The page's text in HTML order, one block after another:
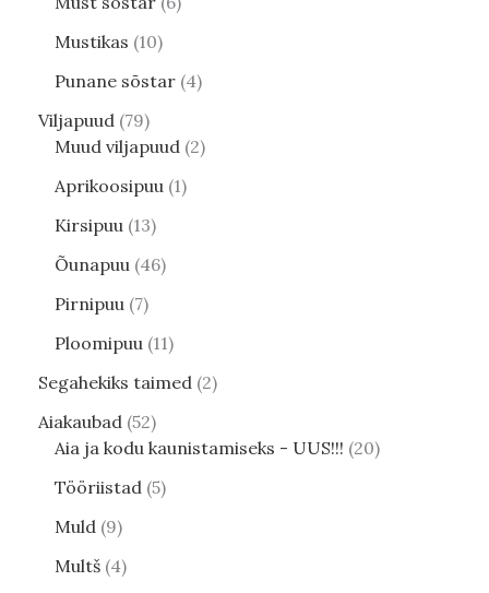
Mustikas 10
Punane sõstar 4
Viljapuud 79
Muud viljapuud 2
Aprikoosipuu 1
Kirsipuu 13
Õunapuu 46
Pirnipuu 7
Ploomipuu 11
Segahekiks taimed 2
Aiakaubad 52
Aia ja kodu kaunistamiseks - UUS!!! 20
Tööriistad 5
Muld 9
Multš 4